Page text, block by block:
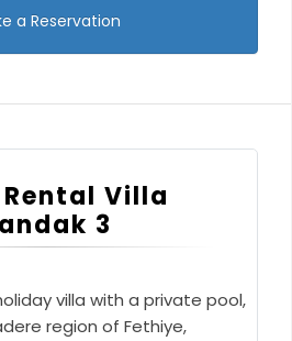
a Reservation
Villa
3
villa with a private pool,
region of Fethiye,